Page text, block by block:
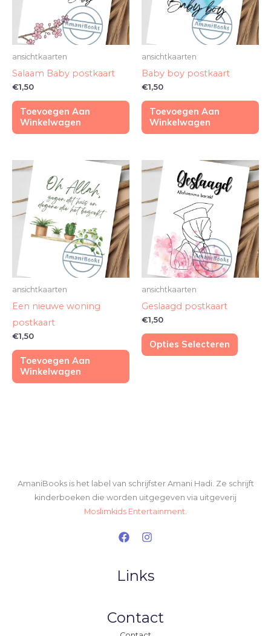
ansichtkaarten
Salaam Baby postkaart
€1,50
Toevoegen Aan
Winkelwagen
ansichtkaarten
Baby boy postkaart
€1,50
Toevoegen Aan
Winkelwagen
ansichtkaarten
Een nieuwe woning
postkaart
€1,50
Toevoegen Aan
Winkelwagen
ansichtkaarten
Geslaagd postkaart
€1,50
Opties Selecteren
Dit
heeft
Deze
optie
AmaniBooks is het label van schrijfster Amani Hadi. Ze schrijft
kinderboeken die worden uitgegeven via uitgeverij
Moslimkids Entertainment.
Links
Contact